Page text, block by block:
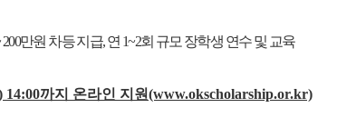
200만원 차등 지급, 연 1~2회 규모 장학생 연수 및 교육
14:00까지 온라인 지원(www.okscholarship.or.kr)